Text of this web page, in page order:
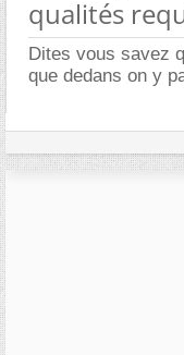
qualités
Dites vous savez
que dedans on y